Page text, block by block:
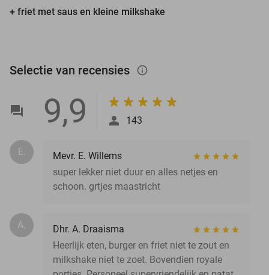
+ friet met saus en kleine milkshake
Selectie van recensies info_outlined
9,9 143
E.
Mevr. E. Willems
super lekker niet duur en alles netjes en
schoon. grtjes maastricht
A.
Dhr. A. Draaisma
Heerlijk eten, burger en friet niet te zout en
milkshake niet te zoet. Bovendien royale